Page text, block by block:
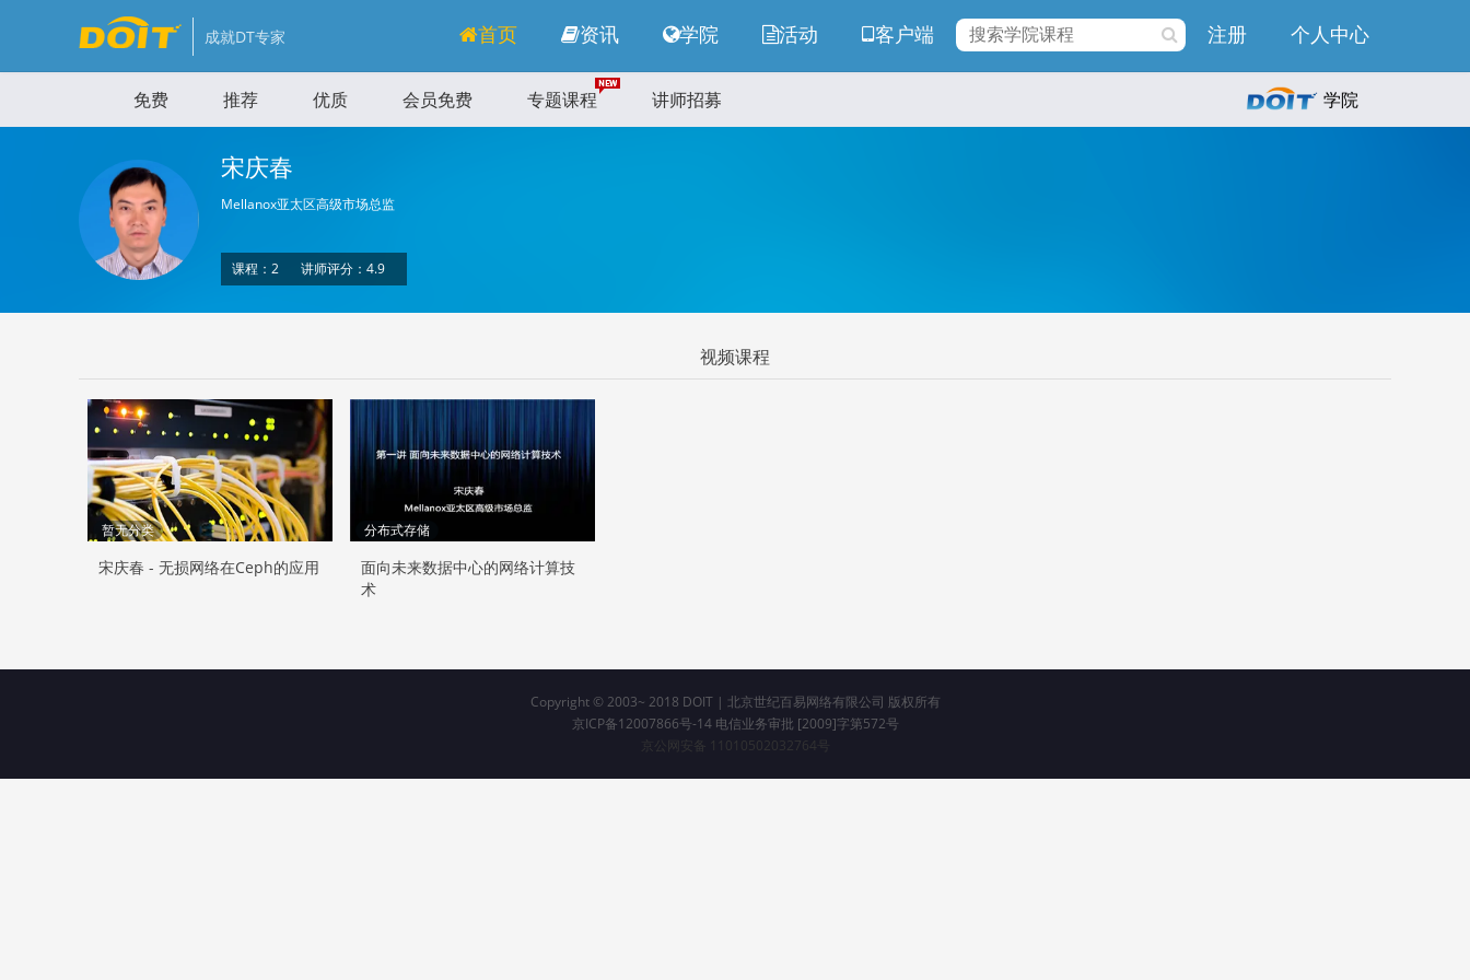
成就DT专家 首页 资讯 学院 活动 客户端 注册 个人中心
免费 推荐 优质 会员免费 专题课程 讲师招募 学院
宋庆春
Mellanox亚太区高级市场总监
课程：2 讲师评分：4.9
视频课程
暂无分类
宋庆春 - 无损网络在Ceph的应用
分布式存储
面向未来数据中心的网络计算技
术
Copyright © 2003~ 2018 DOIT | 北京世纪百易网络有限公司 版权所有
京ICP备12007866号-14 电信业务审批 [2009]字第572号
京公网安备 11010502032764号